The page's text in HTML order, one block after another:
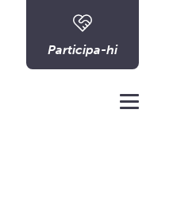
Participa-hi